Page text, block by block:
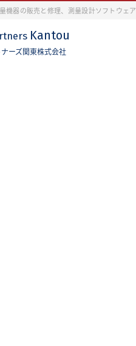
機器の販売と修理、測量設計ソフトウェ
Kantou
ーズ関東株式会社